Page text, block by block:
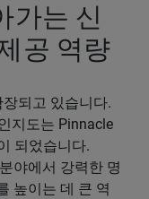
가는 신
공 역량
되고 있습니다.
지도는 Pinnacle
되었습니다.
야에서 강력한 명
높이는 데 큰 역